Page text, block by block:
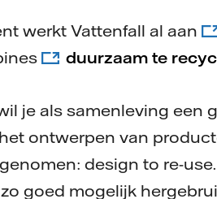
werkt Vattenfall al aan
duurzaam te
je als samenleving
ontwerpen van
design to re-
goed mogelijk